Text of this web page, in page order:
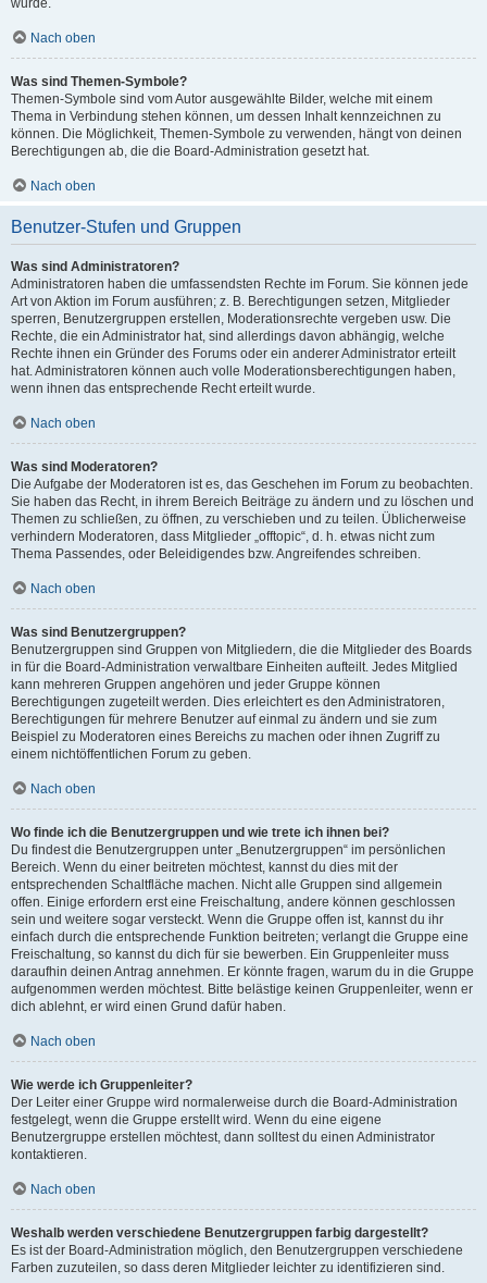
wurde.
Nach oben
Was sind Themen-Symbole?
Themen-Symbole sind vom Autor ausgewählte Bilder, welche mit einem
Thema in Verbindung stehen können, um dessen Inhalt kennzeichnen zu
können. Die Möglichkeit, Themen-Symbole zu verwenden, hängt von deinen
Berechtigungen ab, die die Board-Administration gesetzt hat.
Nach oben
Benutzer-Stufen und Gruppen
Was sind Administratoren?
Administratoren haben die umfassendsten Rechte im Forum. Sie können jede
Art von Aktion im Forum ausführen; z. B. Berechtigungen setzen, Mitglieder
sperren, Benutzergruppen erstellen, Moderationsrechte vergeben usw. Die
Rechte, die ein Administrator hat, sind allerdings davon abhängig, welche
Rechte ihnen ein Gründer des Forums oder ein anderer Administrator erteilt
hat. Administratoren können auch volle Moderationsberechtigungen haben,
wenn ihnen das entsprechende Recht erteilt wurde.
Nach oben
Was sind Moderatoren?
Die Aufgabe der Moderatoren ist es, das Geschehen im Forum zu beobachten.
Sie haben das Recht, in ihrem Bereich Beiträge zu ändern und zu löschen und
Themen zu schließen, zu öffnen, zu verschieben und zu teilen. Üblicherweise
verhindern Moderatoren, dass Mitglieder „offtopic“, d. h. etwas nicht zum
Thema Passendes, oder Beleidigendes bzw. Angreifendes schreiben.
Nach oben
Was sind Benutzergruppen?
Benutzergruppen sind Gruppen von Mitgliedern, die die Mitglieder des Boards
in für die Board-Administration verwaltbare Einheiten aufteilt. Jedes Mitglied
kann mehreren Gruppen angehören und jeder Gruppe können
Berechtigungen zugeteilt werden. Dies erleichtert es den Administratoren,
Berechtigungen für mehrere Benutzer auf einmal zu ändern und sie zum
Beispiel zu Moderatoren eines Bereichs zu machen oder ihnen Zugriff zu
einem nichtöffentlichen Forum zu geben.
Nach oben
Wo finde ich die Benutzergruppen und wie trete ich ihnen bei?
Du findest die Benutzergruppen unter „Benutzergruppen“ im persönlichen
Bereich. Wenn du einer beitreten möchtest, kannst du dies mit der
entsprechenden Schaltfläche machen. Nicht alle Gruppen sind allgemein
offen. Einige erfordern erst eine Freischaltung, andere können geschlossen
sein und weitere sogar versteckt. Wenn die Gruppe offen ist, kannst du ihr
einfach durch die entsprechende Funktion beitreten; verlangt die Gruppe eine
Freischaltung, so kannst du dich für sie bewerben. Ein Gruppenleiter muss
daraufhin deinen Antrag annehmen. Er könnte fragen, warum du in die Gruppe
aufgenommen werden möchtest. Bitte belästige keinen Gruppenleiter, wenn er
dich ablehnt, er wird einen Grund dafür haben.
Nach oben
Wie werde ich Gruppenleiter?
Der Leiter einer Gruppe wird normalerweise durch die Board-Administration
festgelegt, wenn die Gruppe erstellt wird. Wenn du eine eigene
Benutzergruppe erstellen möchtest, dann solltest du einen Administrator
kontaktieren.
Nach oben
Weshalb werden verschiedene Benutzergruppen farbig dargestellt?
Es ist der Board-Administration möglich, den Benutzergruppen verschiedene
Farben zuzuteilen, so dass deren Mitglieder leichter zu identifizieren sind.